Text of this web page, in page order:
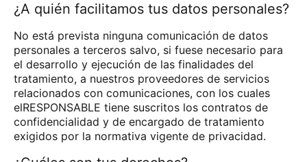
¿A quién facilitamos tus datos personales?
No está prevista ninguna comunicación de datos
personales a terceros salvo, si fuese necesario para
el desarrollo y ejecución de las finalidades del
tratamiento, a nuestros proveedores de servicios
relacionados con comunicaciones, con los cuales
elRESPONSABLE tiene suscritos los contratos de
confidencialidad y de encargado de tratamiento
exigidos por la normativa vigente de privacidad.